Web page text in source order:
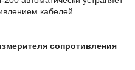
кабелей
сопротивления